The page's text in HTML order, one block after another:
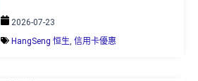
2026-07-23
HangSeng 恒生 信用卡優惠